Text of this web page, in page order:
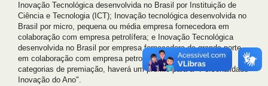
Inovação Tecnológica desenvolvida no Brasil por Instituição de
Ciência e Tecnologia (ICT); Inovação tecnológica desenvolvida no
Brasil por micro, pequena ou média empresa fornecedora em
colaboração com empresa petrolífera; e Inovação Tecnológica
desenvolvida no Brasil por empresa fornecedora de grande porte
em colaboração com empresa petrolífera. Além das três
categorias de premiação, haverá umprêmio para a "Personalidade
Inovação do Ano".